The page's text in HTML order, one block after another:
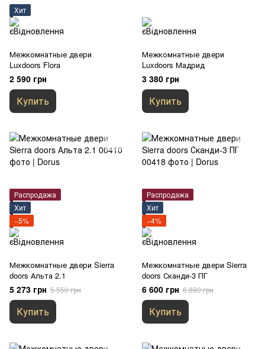
Хит
Межкомнатные двери
Luxdoors Flora
2 590 грн
Купить
Межкомнатные двери
Luxdoors Мадрид
3 380 грн
Купить
Распродажа
Хит
−5%
Межкомнатные двери Sierra
doors Альта 2.1
5 273 грн 5 550 грн
Купить
Распродажа
Хит
−4%
Межкомнатные двери Sierra
doors Сканди-3 ПГ
6 600 грн 6 890 грн
Купить